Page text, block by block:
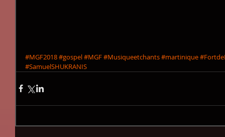
#MGF2018#gospel#MGF#Musiqueetchants#martinique
#SamuelSHUKRANIS